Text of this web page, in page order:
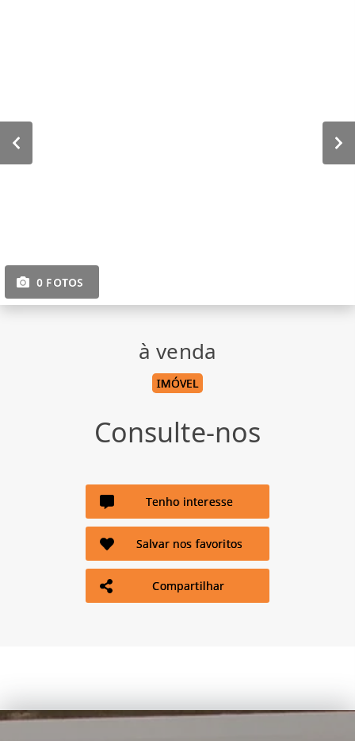
0 FOTOS
à venda
IMÓVEL
Consulte-nos
Tenho interesse
Salvar nos favoritos
Compartilhar